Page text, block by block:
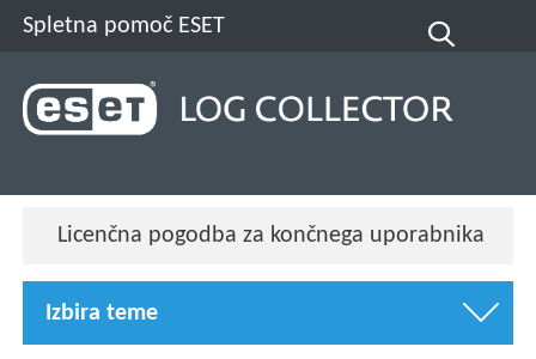
Spletna pomoč ESET
Licenčna pogodba za končnega uporabnika
Izbira teme